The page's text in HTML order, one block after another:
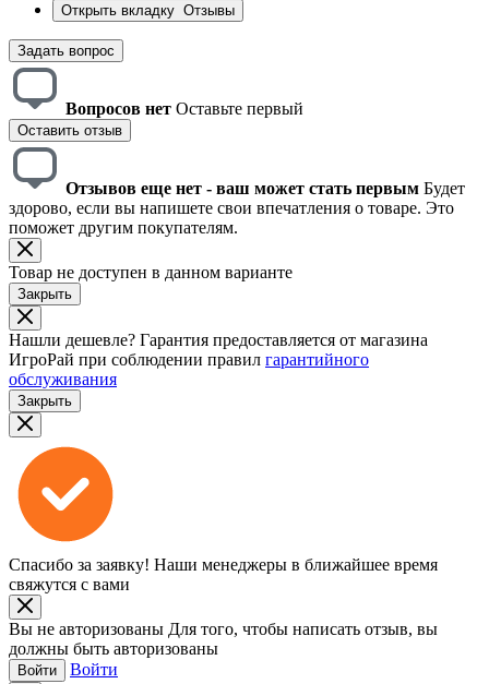
Открыть вкладку Отзывы
Задать вопрос
Вопросов нет Оставьте первый
Оставить отзыв
Отзывов еще нет - ваш может стать первым Будет
здорово, если вы напишете свои впечатления о товаре. Это
поможет другим покупателям.
Товар не доступен в данном варианте
Закрыть
Нашли дешевле? Гарантия предоставляется от магазина
ИгроРай при соблюдении правил гарантийного
обслуживания
Закрыть
Спасибо за заявку! Наши менеджеры в ближайшее время
свяжутся с вами
Вы не авторизованы Для того, чтобы написать отзыв, вы
должны быть авторизованы
Войти Войти